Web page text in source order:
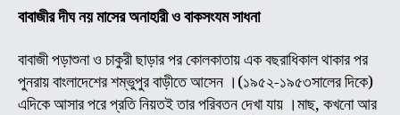
বাবাজীর দীঘ নয় মাসের অনাহারী ও বাকসংযম সাধনা
বাবাজী পড়াশুনা ও চাকুরী ছাড়ার পর কোলকাতায় এক বছরাধিকাল থাকার পর
পুনরায় বাংলাদেশের শম্ভুপুর বাড়ীতে আসেন ।(১৯৫২-১৯৫৩সালের দিকে)
এদিকে আসার পরে প্রতি নিয়তই তার পরিবতন দেখা যায় ।মাছ, কখনো আর